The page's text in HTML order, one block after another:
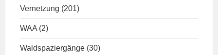
Vernetzung (201)
WAA (2)
Waldspaziergänge (30)